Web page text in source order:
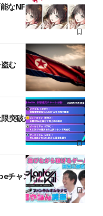
なNFTを販売し1時間
む
突破が焦点【仮想通貨
チャンネルを開設